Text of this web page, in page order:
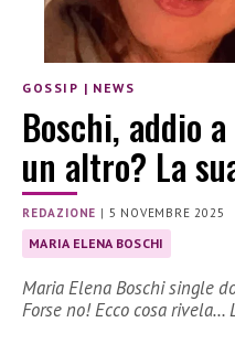
GOSSIP | NEWS
Boschi, addio
un altro? La
REDAZIONE | 5 NOVEMBRE 2025
MARIA ELENA BOSCHI
Maria Elena Boschi single
Forse no! Ecco cosa rivela…